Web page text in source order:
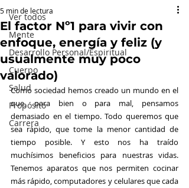
Ver todos
Mente
Desarrollo Personal/Espiritual
Cuerpo
Salud
Propósito
Carrera
El factor Nº1 para vivir con
enfoque, energía y feliz (y
usualmente muy poco
valorado)
5 min de lectura
Como sociedad hemos creado un mundo en el
que, para bien o para mal, pensamos
demasiado en el tiempo. Todo queremos que
sea rápido, que tome la menor cantidad de
tiempo posible. Y esto nos ha traído
muchísimos beneficios para nuestras vidas.
Tenemos aparatos que nos permiten cocinar
más rápido, computadores y celulares que cada